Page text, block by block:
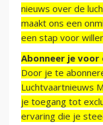
nieuws over de
maakt ons een
een stap voor
Abonneer je
Door je te
Luchtvaartnieuws
je toegang tot
ervaring die je